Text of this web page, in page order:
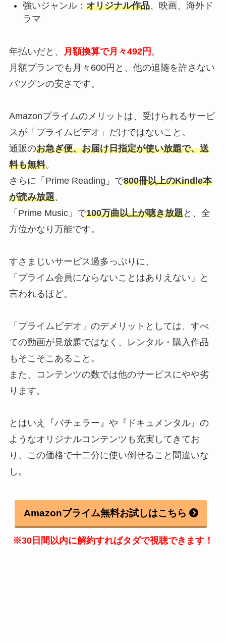
強いジャンル： オリジナル作品、映画、海外ド
ラマ
年払いだと、 月額換算で月々492円 。
月額プランでも月々600円と、他の追随を許さない
バツグンの安さです。
Amazonプライムのメリットは、受けられるサービ
スが「プライムビデオ」だけではないこと。
通販のお急ぎ便、お届け日指定が使い放題で、送
料も無料。
さらに「Prime Reading」で800冊以上のKindle本
が読み放題、
「Prime Music」で100万曲以上が聴き放題と、全
方位かなり万能です。
すさまじいサーピス過多っぷりに、
「プライム会員にならないことはありえない」と
言われるほど。
「プライムビデオ」のデメリットとしては、すべ
ての動画が見放題ではなく、レンタル・購入作品
もそこそこあること。
また、コンテンツの数では他のサーピスにやや劣
ります。
とはいえ『バチェラー』や『ドキュメンタル』の
ようなオリジナルコンテンツも充実してきてお
り、この価格で十二分に使い倒せること間違いな
し。
Amazonプライム無料お試しはこちら
※30日間以内に解約すればタダで視聴できます！